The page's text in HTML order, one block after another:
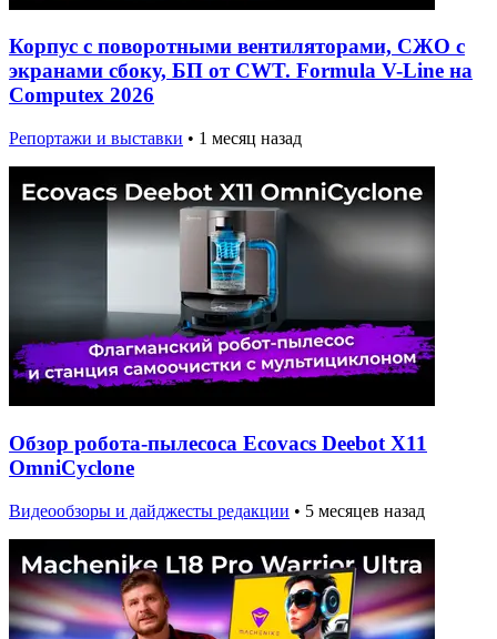
Корпус с поворотными вентиляторами, СЖО с
экранами сбоку, БП от CWT. Formula V-Line на
Computex 2026
Репортажи и выставки • 1 месяц назад
Обзор робота-пылесоса Ecovacs Deebot X11
OmniCyclone
Видеообзоры и дайджесты редакции • 5 месяцев назад